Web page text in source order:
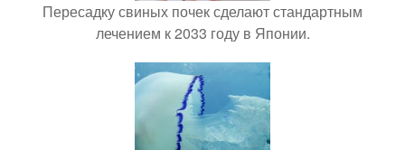
Пересадку свиных почек сделают стандартным
лечением к 2033 году в Японии.